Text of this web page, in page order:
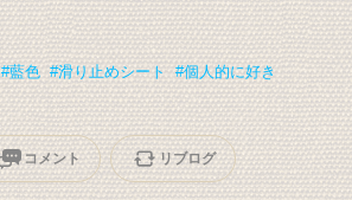
#藍色 #滑り止めシート #個人的に好き
コメント リブログ